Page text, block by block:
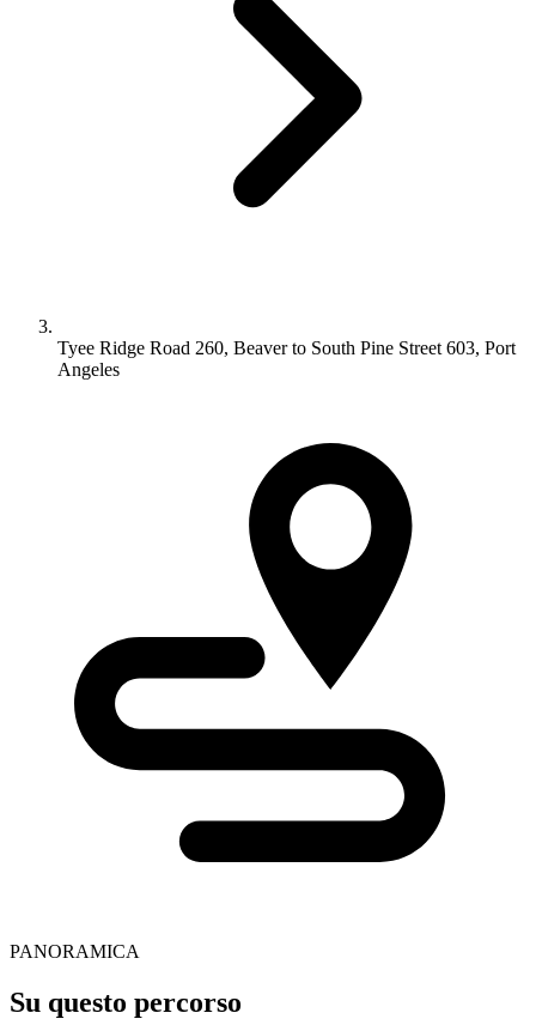
Tyee Ridge Road 260, Beaver to South Pine Street 603, Port
Angeles
PANORAMICA
Su questo percorso